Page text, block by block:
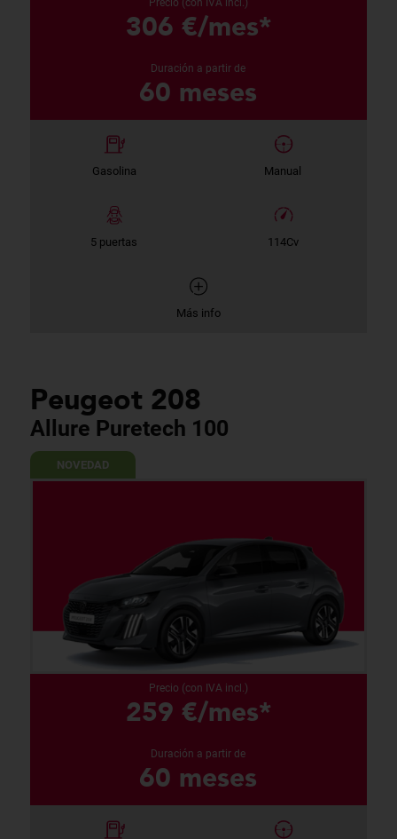
306 €/mes*
Duración a partir de
60 meses
Gasolina Manual
5 puertas 114Cv
Más info
Peugeot 208
Allure Puretech 100
NOVEDAD
Precio (con IVA incl.)
259 €/mes*
Duración a partir de
60 meses